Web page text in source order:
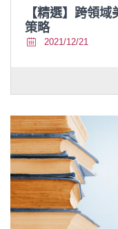
【精選】跨領
策略
2021/12/21